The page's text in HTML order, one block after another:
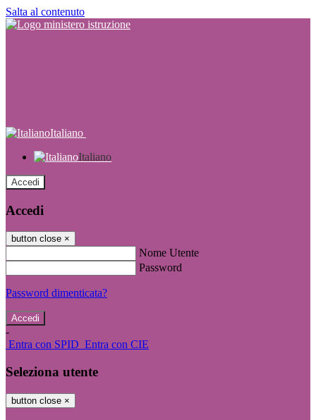
Salta al contenuto
Italiano
Italiano
Accedi
Accedi
button close ×
Nome Utente
Password
Password dimenticata?
-
Entra con SPID Entra con CIE
Seleziona utente
button close ×